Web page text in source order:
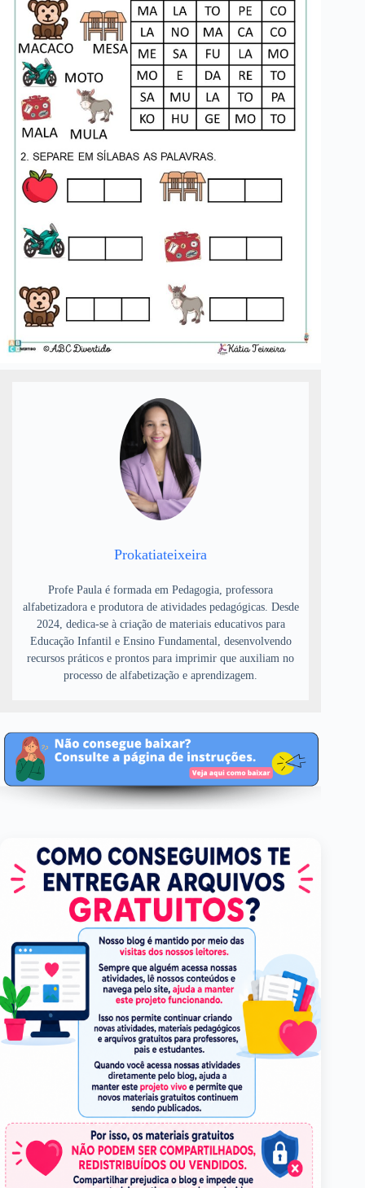
Prokatiateixeira
Profe Paula é formada em Pedagogia, professora
alfabetizadora e produtora de atividades pedagógicas. Desde
2024, dedica-se à criação de materiais educativos para
Educação Infantil e Ensino Fundamental, desenvolvendo
recursos práticos e prontos para imprimir que auxiliam no
processo de alfabetização e aprendizagem.